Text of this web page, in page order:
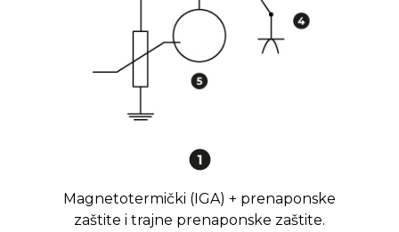
Magnetotermički (IGA) + prenaponske
zaštite i trajne prenaponske zaštite.